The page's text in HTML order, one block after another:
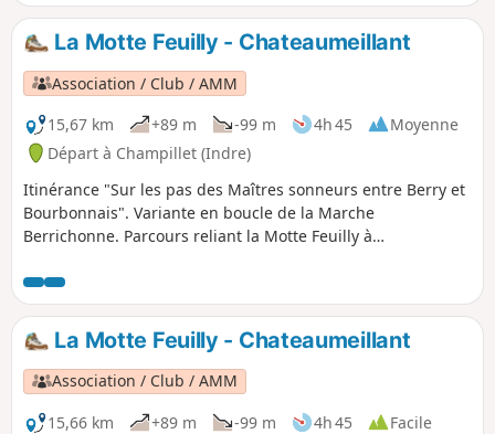
La Motte Feuilly - Chateaumeillant
Association / Club / AMM
15,67 km
+89 m -99 m 4h 45
Moyenne
Départ à Champillet (Indre)
Itinérance "Sur les pas des Maîtres sonneurs entre Berry et
Bourbonnais". Variante en boucle de la Marche
Berrichonne. Parcours reliant la Motte Feuilly à
La Motte Feuilly - Chateaumeillant
Association / Club / AMM
15,66 km
+89 m -99 m 4h 45
Facile